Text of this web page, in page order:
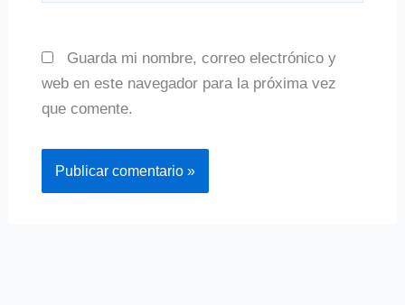
Guarda mi nombre, correo electrónico y
web en este navegador para la próxima vez
que comente.